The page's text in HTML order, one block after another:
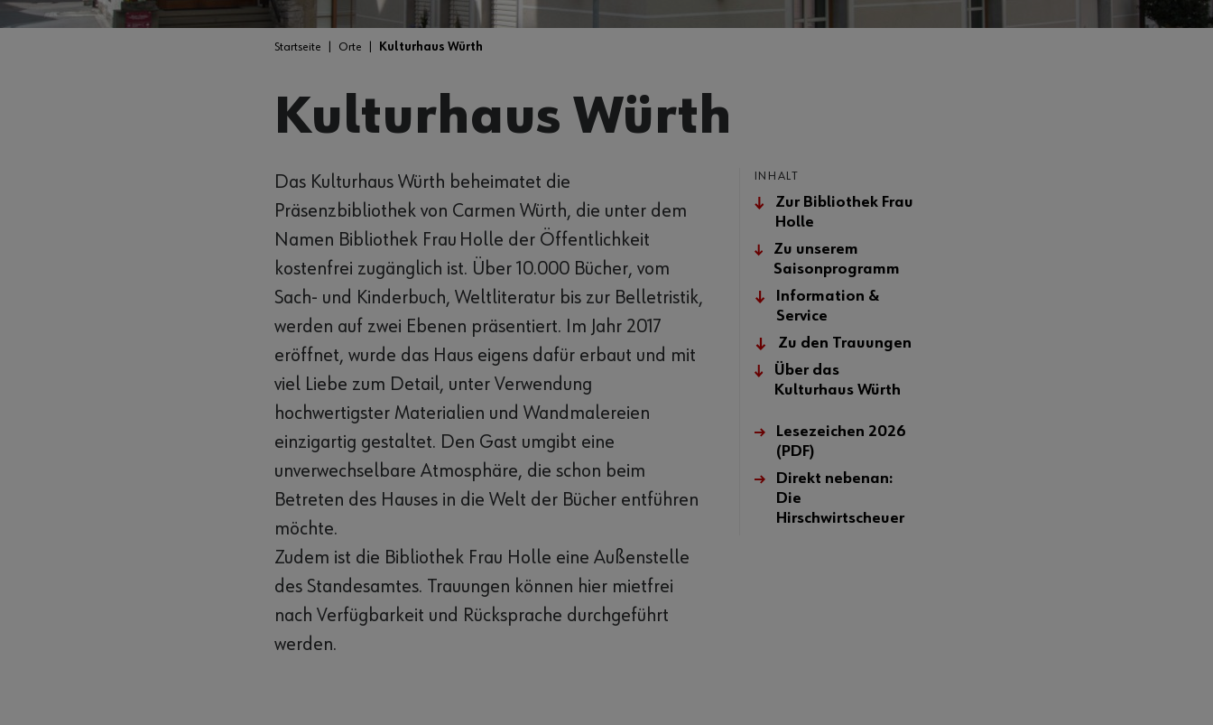
Startseite Orte Kulturhaus Würth
Kulturhaus Würth
Das Kulturhaus Würth beheimatet die
Präsenzbibliothek von Carmen Würth, die unter dem
Namen Bibliothek Frau Holle der Öffentlichkeit
kostenfrei zugänglich ist. Über 10.000 Bücher, vom
Sach- und Kinderbuch, Weltliteratur bis zur Belletristik,
werden auf zwei Ebenen präsentiert. Im Jahr 2017
eröffnet, wurde das Haus eigens dafür erbaut und mit
viel Liebe zum Detail, unter Verwendung
hochwertigster Materialien und Wandmalereien
einzigartig gestaltet. Den Gast umgibt eine
unverwechselbare Atmosphäre, die schon beim
Betreten des Hauses in die Welt der Bücher entführen
möchte.
Zudem ist die Bibliothek Frau Holle eine Außenstelle
des Standesamtes. Trauungen können hier mietfrei
nach Verfügbarkeit und Rücksprache durchgeführt
werden.
INHALT
Zur Bibliothek Frau
Holle
Zu unserem
Saisonprogramm
Information &
Service
Zu den Trauungen
Über das
Kulturhaus Würth
Lesezeichen 2026
(PDF)
Direkt nebenan:
Die
Hirschwirtscheuer